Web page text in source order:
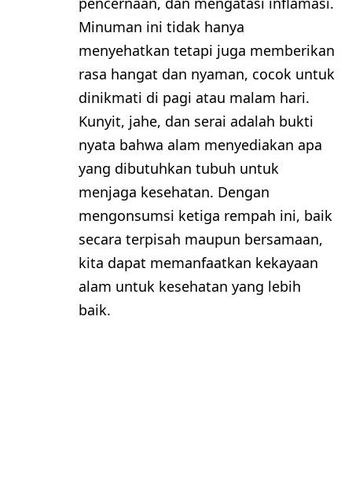
Minuman ini tidak hanya
menyehatkan tetapi juga memberikan
rasa hangat dan nyaman, cocok untuk
dinikmati di pagi atau malam hari.
Kunyit, jahe, dan serai adalah bukti
nyata bahwa alam menyediakan apa
yang dibutuhkan tubuh untuk
menjaga kesehatan. Dengan
mengonsumsi ketiga rempah ini, baik
secara terpisah maupun bersamaan,
kita dapat memanfaatkan kekayaan
alam untuk kesehatan yang lebih
baik.